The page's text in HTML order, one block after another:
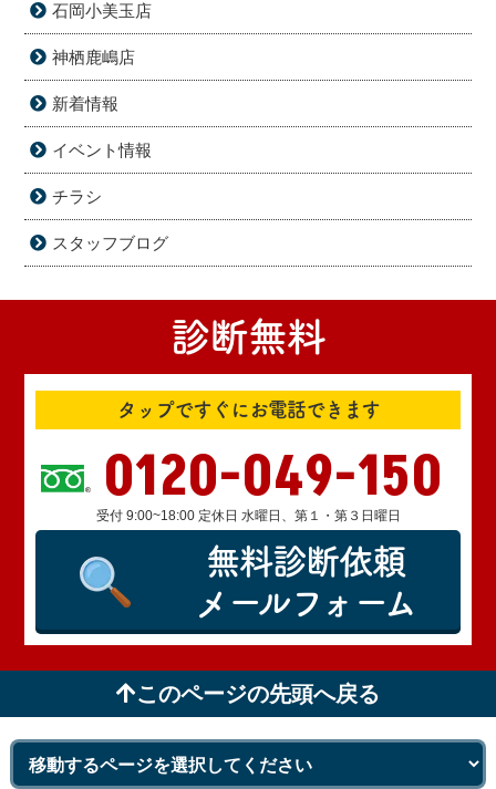
石岡小美玉店
神栖鹿嶋店
新着情報
イベント情報
チラシ
スタッフブログ
診断無料
タップですぐにお電話できます
0120-049-150
受付 9:00~18:00 定休日 水曜日、第１・第３日曜日
無料診断依頼
メールフォーム
このページの先頭へ戻る